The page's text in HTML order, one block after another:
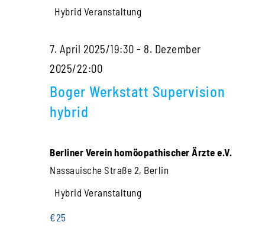
Hybrid Veranstaltung
Boger Werkstatt Supervision
hybrid
7. April 2025/19:30 - 8. Dezember
2025/22:00
Berliner Verein homöopathischer Ärzte e.V.
Nassauische Straße 2, Berlin
Hybrid Veranstaltung
€25